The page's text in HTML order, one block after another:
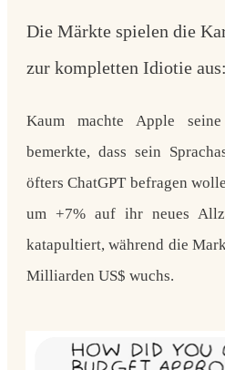
Die Märkte spielen die
zur kompletten Idiotie aus:
Kaum machteApple
bemerkte, dass sein
öfters ChatGPT befragen
um +7% auf ihr neues
katapultiert, während die
Milliarden US$ wuchs.